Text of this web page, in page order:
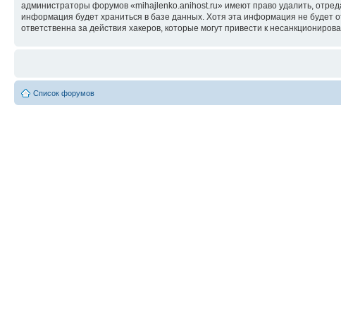
администраторы форумов «mihajlenko.anihost.ru» имеют право удалить,
информация будет храниться в базе данных. Хотя эта информация не
ответственна за действия хакеров, которые могут привести к
Список форумов